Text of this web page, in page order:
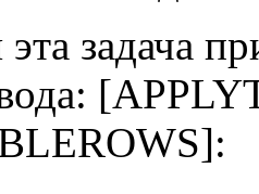
эта задача